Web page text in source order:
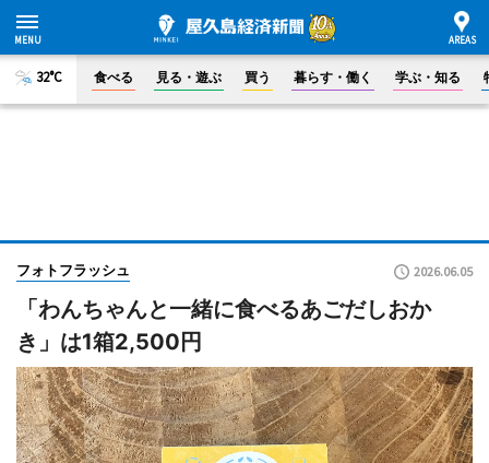
32°C 食べる 見る・遊ぶ 買う 暮らす・働く 学ぶ・知る
フォトフラッシュ 2026.06.05
「わんちゃんと一緒に食べるあごだしおか
き」は1箱2,500円